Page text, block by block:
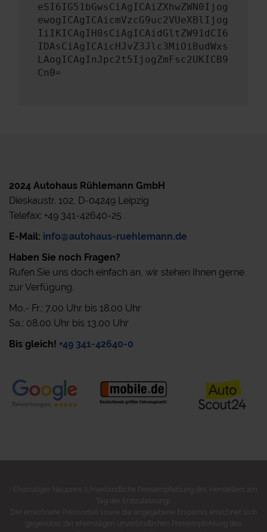
eSI6IG51bGwsCiAgICAiZXhwZWN0Ijog
ewogICAgICAicmVzcG9uc2VUeXBlIjog
IiIKICAgIH0sCiAgICAidGltZW91dCI6
IDAsCiAgICAicHJvZ3Jlc3MiOiBudWxs
LAogICAgInJpc2t5IjogZmFsc2UKICB9
Cn0=
2024 Autohaus Rühlemann GmbH
Dieskaustr. 102, D-04249 Leipzig
Telefax: +49 341-42640-25
E-Mail: info@autohaus-ruehlemann.de
Haben Sie noch Fragen?
Rufen Sie uns doch einfach an, wir stehen Ihnen gerne
zur Verfügung.
Mo.- Fr.: 7.00 Uhr bis 18.00 Uhr
Sa.: 08.00 Uhr bis 13.00 Uhr
Bis gleich! +49 341-42640-0
Ehemaliger Neupreis (Unverbindliche Preisempfehlung des Herstellers am
Tag der Erstzulassung).
Der errechnete Preisvorteil sowie die angegebene Ersparnis errechnet sich
gegenüber der ehemaligen unverbindlichen Preisempfehlung des